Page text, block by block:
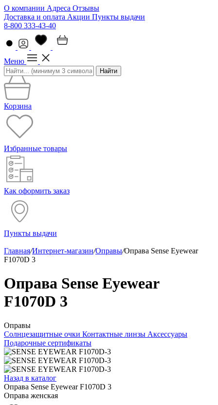
О компании Адреса Отзывы
Доставка и оплата Акции Пункты выдачи
8-800 333-43-40
Меню
Найти
Корзина
Избранные товары
Как оформить заказ
Пункты выдачи
Главная/Интернет-магазин/Оправы/Оправа Sense Eyewear
F1070D 3
Оправа Sense Eyewear
F1070D 3
Оправы
Солнцезащитные очки Контактные линзы Аксессуары
Подарочные сертификаты
Назад в каталог
Оправа Sense Eyewear F1070D 3
Оправа женская